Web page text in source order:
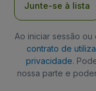
Junte-se à lista
Ao iniciar sessão
contrato de
privacidade.
nossa parte e